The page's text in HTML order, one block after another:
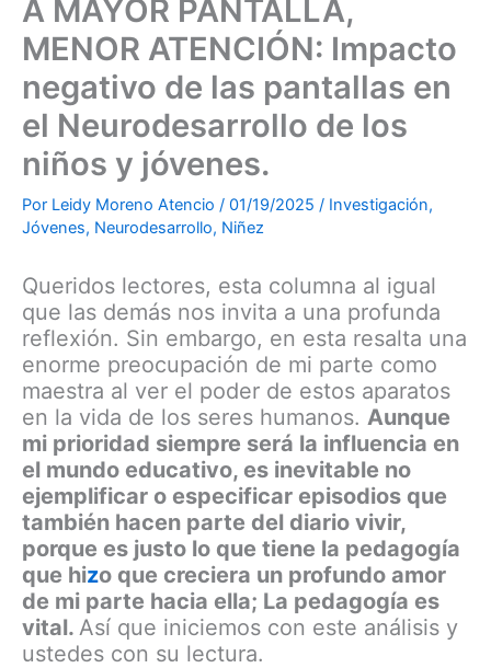
A MAYOR PANTALLA,
MENOR ATENCIÓN: Impacto
negativo de las pantallas en
el Neurodesarrollo de los
niños y jóvenes.
Por Leidy Moreno Atencio / 01/19/2025 / Investigación,
Jóvenes, Neurodesarrollo, Niñez
Queridos lectores, esta columna al igual
que las demás nos invita a una profunda
reflexión. Sin embargo, en esta resalta una
enorme preocupación de mi parte como
maestra al ver el poder de estos aparatos
en la vida de los seres humanos. Aunque
mi prioridad siempre será la influencia en
el mundo educativo, es inevitable no
ejemplificar o especificar episodios que
también hacen parte del diario vivir,
porque es justo lo que tiene la pedagogía
que hizo que creciera un profundo amor
de mi parte hacia ella; La pedagogía es
vital. Así que iniciemos con este análisis y
ustedes con su lectura.